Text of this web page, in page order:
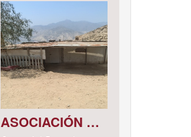
ASOCIACIÓN DE VIVIENDA LOS CACTUS MZ. C LOTE 9, DISTRITO DE PACHACAMAC, PROVINCIA Y DEPARTAMENTO DE LIMA